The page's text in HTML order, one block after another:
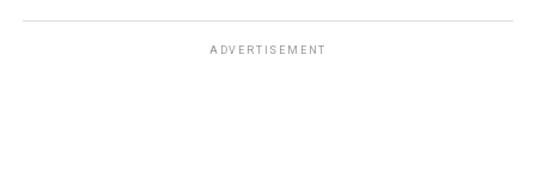
ADVERTISEMENT